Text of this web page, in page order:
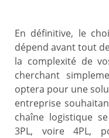
En définitive, le
dépend avant tout
la complexité de
cherchant
optera pour une
entreprise
chaîne logistique
3PL, voire 4PL,